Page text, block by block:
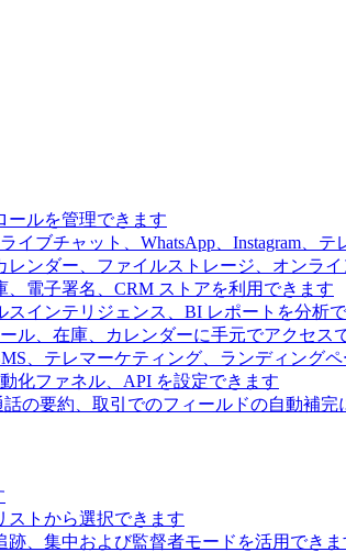
ールを管理できます
イブチャット、WhatsApp、Instagram、
ンダー、ファイルストレージ、オンラ
電子署名、CRM ストアを利用できます
インテリジェンス、BI レポートを分析
ル、在庫、カレンダーに手元でアクセス
、テレマーケティング、ランディング
化ファネル、API を設定できます
の要約、取引でのフィールドの自動補完
ストから選択できます
、集中および監督者モードを活用できま